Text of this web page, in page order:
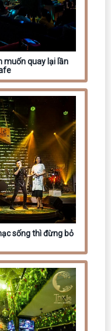
muốn quay lại lần
sống thì đừng bỏ